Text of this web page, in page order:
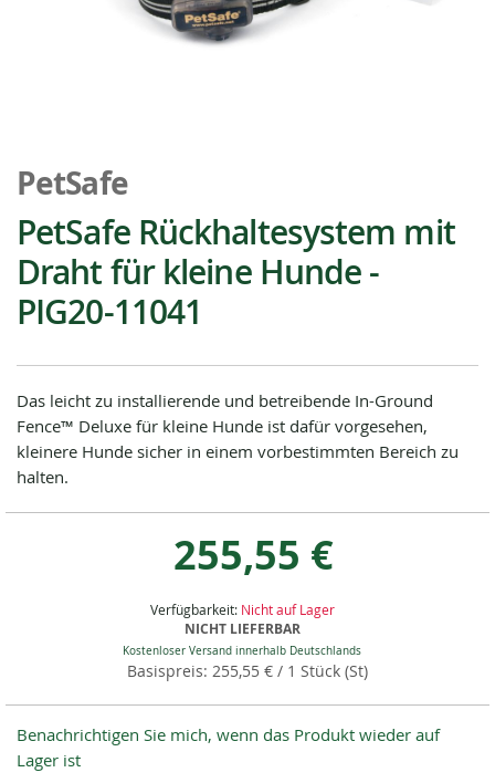
Anfang
der
Bildgalerie
springen
PetSafe
PetSafe Rückhaltesystem mit
Draht für kleine Hunde -
PIG20-11041
Das leicht zu installierende und betreibende In-Ground
Fence™ Deluxe für kleine Hunde ist dafür vorgesehen,
kleinere Hunde sicher in einem vorbestimmten Bereich zu
halten.
255,55 €
255,55 € / 1 Stück (St)
Verfügbarkeit: Nicht auf Lager
NICHT LIEFERBAR
Kostenloser Versand innerhalb Deutschlands
Benachrichtigen Sie mich, wenn das Produkt wieder auf
Lager ist